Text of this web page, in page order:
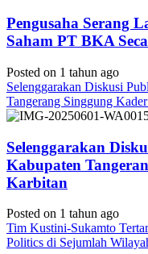
Pengusaha Serang
Saham PT BKA
Posted on 1 tahun ago
Selenggarakan Diskusi
Tangerang Singgung
Selenggarakan
Kabupaten
Karbitan
Posted on 1 tahun ago
Tim Kustini-Sukamto
Politics di Sejumlah